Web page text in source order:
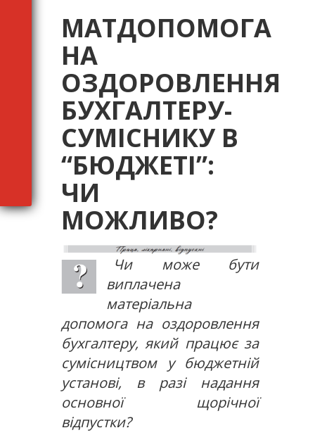
МАТДОПОМОГА
НА
ОЗДОРОВЛЕННЯ
БУХГАЛТЕРУ-
СУМІСНИКУ В
“БЮДЖЕТІ”:
ЧИ
МОЖЛИВО?
Чи може бути
виплачена
матеріальна
допомога на оздоровлення
бухгалтеру, який працює за
сумісництвом у бюджетній
установі, в разі надання
основної щорічної
відпустки?